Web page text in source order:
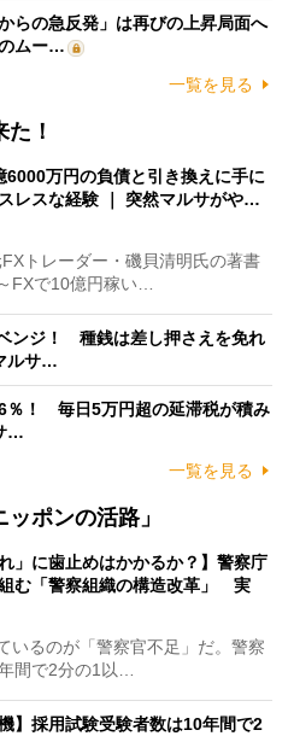
らの急反発」は再びの上昇局面へ
ムー…
一覧を見る
！
6000万円の負債と引き換えに手に
レスな経験 ｜ 突然マルサがや…
トレーダー・磯貝清明氏の著書
FXで10億円稼い…
ンジ！ 種銭は差し押さえを免れ
ルサ…
％！ 毎日5万円超の延滞税が積み
…
一覧を見る
ポンの活路」
」に歯止めはかかるか？】警察庁
む「警察組織の構造改革」 実
るのが「警察官不足」だ。警察
間で2分の1以…
】採用試験受験者数は10年間で2